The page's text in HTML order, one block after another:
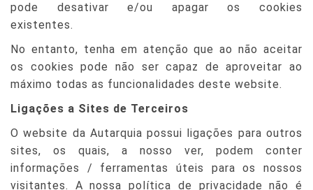
pode desativar e/ou apagar os cookies
existentes.
No entanto, tenha em atenção que ao não aceitar
os cookies pode não ser capaz de aproveitar ao
máximo todas as funcionalidades deste website.
Ligações a Sites de Terceiros
O website da Autarquia possui ligações para outros
sites, os quais, a nosso ver, podem conter
informações / ferramentas úteis para os nossos
visitantes. A nossa política de privacidade não é